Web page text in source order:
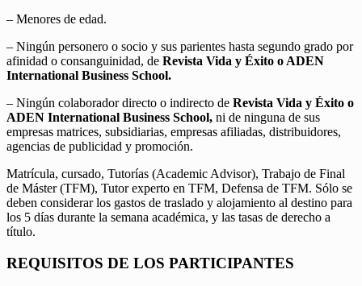
– Menores de edad.
– Ningún personero o socio y sus parientes hasta segundo grado por
afinidad o consanguinidad, de Revista Vida y Éxito o ADEN
International Business School.
– Ningún colaborador directo o indirecto de Revista Vida y Éxito o
ADEN International Business School, ni de ninguna de sus
empresas matrices, subsidiarias, empresas afiliadas, distribuidores,
agencias de publicidad y promoción.
Matrícula, cursado, Tutorías (Academic Advisor), Trabajo de Final
de Máster (TFM), Tutor experto en TFM, Defensa de TFM. Sólo se
deben considerar los gastos de traslado y alojamiento al destino para
los 5 días durante la semana académica, y las tasas de derecho a
título.
REQUISITOS DE LOS PARTICIPANTES